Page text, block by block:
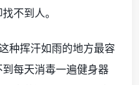
不到人。
种挥汗如雨的地方最容
每天消毒一遍健身器